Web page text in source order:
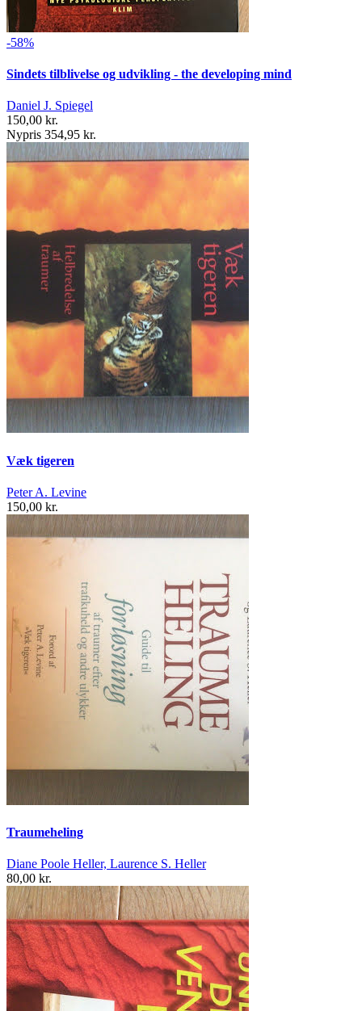
-58%
Sindets tilblivelse og udvikling - the developing mind
Daniel J. Spiegel
150,00 kr.
Nypris 354,95 kr.
Væk tigeren
Peter A. Levine
150,00 kr.
Traumeheling
Diane Poole Heller, Laurence S. Heller
80,00 kr.